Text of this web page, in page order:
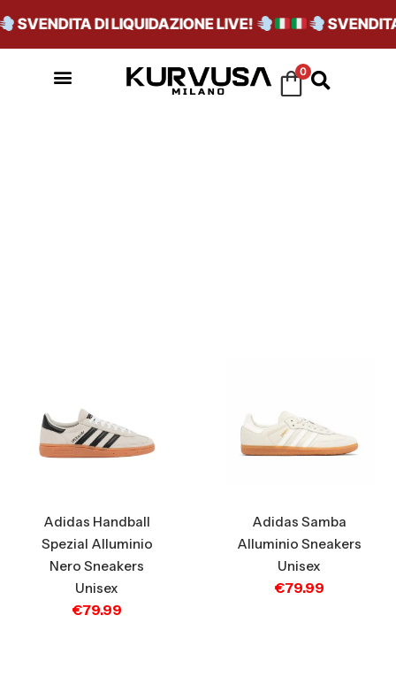
SVENDITA DI LIQUIDAZIONE LIVE!
0
Adidas Handball
Spezial Alluminio
Nero Sneakers
Unisex
€79.99
Adidas Samba
Alluminio Sneakers
Unisex
€79.99